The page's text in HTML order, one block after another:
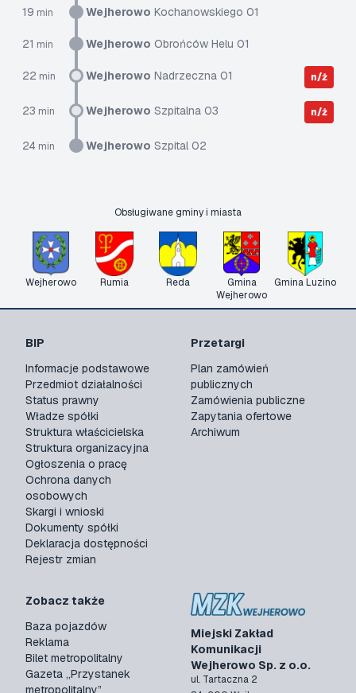
19 min Wejherowo Kochanowskiego 01
21 min Wejherowo Obrońców Helu 01
22 min Wejherowo Nadrzeczna 01 n/ż
23 min Wejherowo Szpitalna 03 n/ż
24 min Wejherowo Szpital 02
Obsługiwane gminy i miasta
Wejherowo Rumia Reda
Gmina
Wejherowo
Gmina Luzino
Miejski Zakład
Komunikacji
Wejherowo Sp. z o.o.
ul. Tartaczna 2
BIP
Informacje podstawowe
Przedmiot działalności
Status prawny
Władze spółki
Struktura właścicielska
Struktura organizacyjna
Ogłoszenia o pracę
Ochrona danych
osobowych
Skargi i wnioski
Dokumenty spółki
Deklaracja dostępności
Rejestr zmian
Przetargi
Plan zamówień
publicznych
Zamówienia publiczne
Zapytania ofertowe
Archiwum
Zobacz także
Baza pojazdów
Reklama
Bilet metropolitalny
Gazeta „Przystanek
metropolitalny”